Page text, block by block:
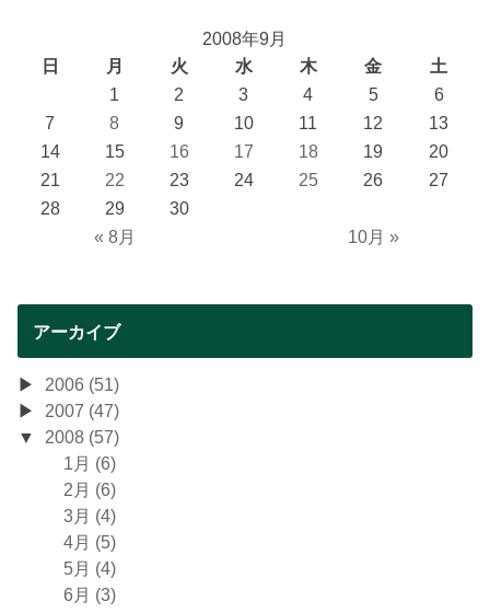
2008年9月
日
月 火 水 木 金 土
« 8月 10月 »
1 2 3 4 5
6
7
8 9 10 11 12
13
14
15 16 17 18 19
20
21
22 23 24 25 26
27
28
29 30
アーカイブ
2006 (51)
2007 (47)
2008 (57)
1月 (6)
2月 (6)
3月 (4)
4月 (5)
5月 (4)
6月 (3)